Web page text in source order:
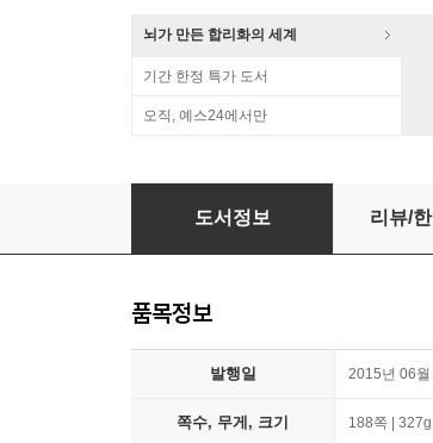
뇌가 만든 합리화의 세계
기간 한정 특가 도서
오직, 예스24에서만
달콤한 생명과학
도서정보 리뷰/
품목정보
발행일 2015년 06월
쪽수, 무게, 크기 188쪽 |